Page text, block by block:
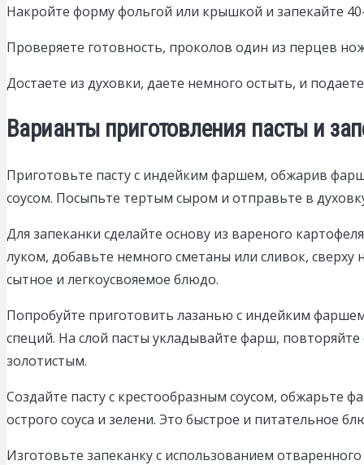
Накройте форму фольгой или крышкой и запекайте
Проверяете готовность, проколов один из перцев
Достаете из духовки, даете немного остыть, и
Варианты приготовления пасты и
Приготовьте пасту с индейким фаршем, обжарив
соусом. Посыпьте тертым сыром и отправьте в
Для запеканки сделайте основу из вареного
луком, добавьте немного сметаны или сливок, сверху
сытное и легкоусвояемое блюдо.
Попробуйте приготовить лазанью с индейким
специй. На слой пасты укладывайте фарш,
золотистым.
Создайте пасту с крестообразным соусом, обжарьте
острого соуса и зелени. Это быстрое и питательное
Изготовьте запеканку с использованием